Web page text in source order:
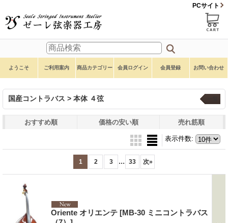
PCサイト
ようこそ ご利用案内 商品カテゴリー 会員ログイン 会員登録 お問い合わせ
国産コントラバス > 本体 ４弦
おすすめ順 価格の安い順 売れ筋順
表示件数:
1 2 3 ... 33 次»
Oriente オリエンテ [MB-30 ミニコントラバス